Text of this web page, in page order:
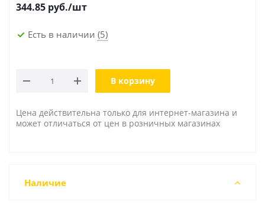
344.85 руб./шт
Есть в наличии (5)
В корзину
Цена действительна только для интернет-магазина и
может отличаться от цен в розничных магазинах
Наличие